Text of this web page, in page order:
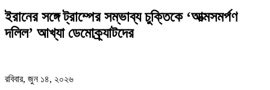
ইরানের সঙ্গে ট্রাম্পের সম্ভাব্য চুক্তিকে ‘আত্মসমর্পণ
দলিল’ আখ্যা ডেমোক্র্যাটদের
রবিবার, জুন ১৪, ২০২৬